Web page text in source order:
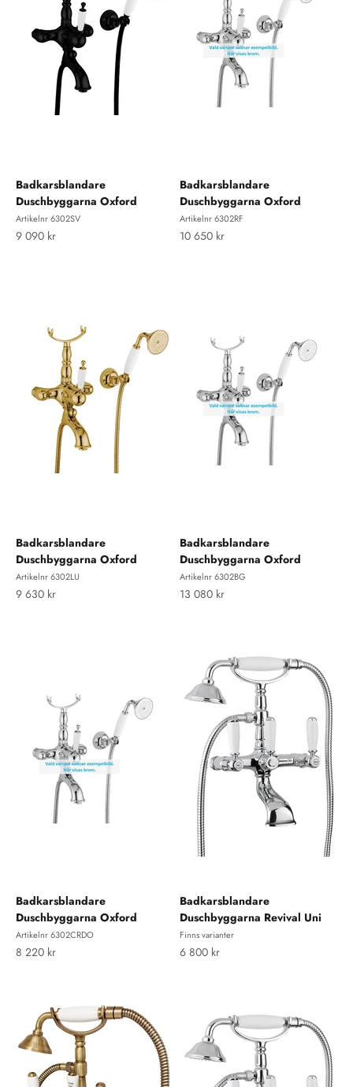
Badkarsblandare
Duschbyggarna Oxford
Artikelnr 6302SV
REA-pris
9 090 kr
Badkarsblandare
Duschbyggarna Oxford
Artikelnr 6302RF
REA-pris
10 650 kr
Badkarsblandare
Duschbyggarna Oxford
Artikelnr 6302LU
REA-pris
9 630 kr
Badkarsblandare
Duschbyggarna Oxford
Artikelnr 6302BG
REA-pris
13 080 kr
Badkarsblandare
Duschbyggarna Oxford
Artikelnr 6302CRDO
REA-pris
8 220 kr
Badkarsblandare
Duschbyggarna Revival Uni
Finns varianter
REA-pris
6 800 kr